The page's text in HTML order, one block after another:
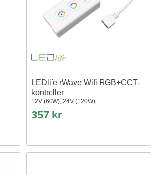
LEDlife rWave Wifi RGB+CCT-
kontroller
12V (60W), 24V (120W)
357 kr